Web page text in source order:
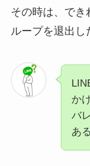
その時は、でき
ループを退出し
か
バ
あ